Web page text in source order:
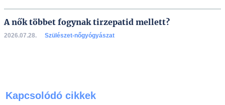
A nők többet fogynak tirzepatid mellett?
2026.07.28. Szülészet-nőgyógyászat
Kapcsolódó cikkek